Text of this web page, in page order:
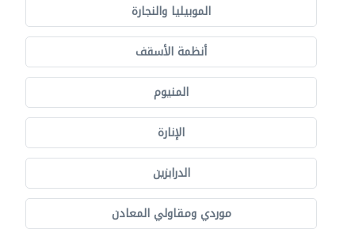
الموبيليا والنجارة
أنظمة الأسقف
المنيوم
الإنارة
الدرابزين
موردي ومقاولي المعادن